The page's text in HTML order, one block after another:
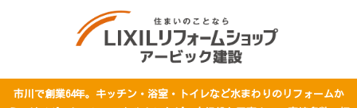
市川で創業64年。キッチン・浴室・トイレなど水まわりのリフォームか